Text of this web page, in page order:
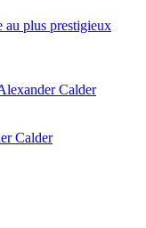
au plus prestigieux
Calder
Calder